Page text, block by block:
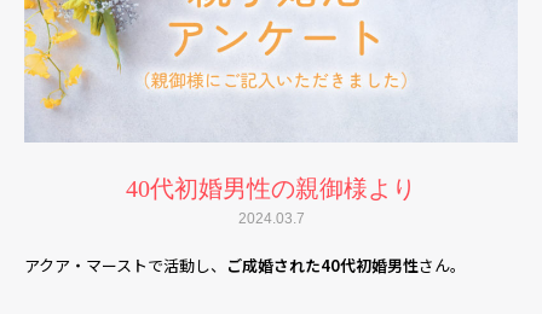
40代初婚男性の親御様より
2024.03.7
アクア・マーストで活動し、 ご成婚された40代初婚男性さん。